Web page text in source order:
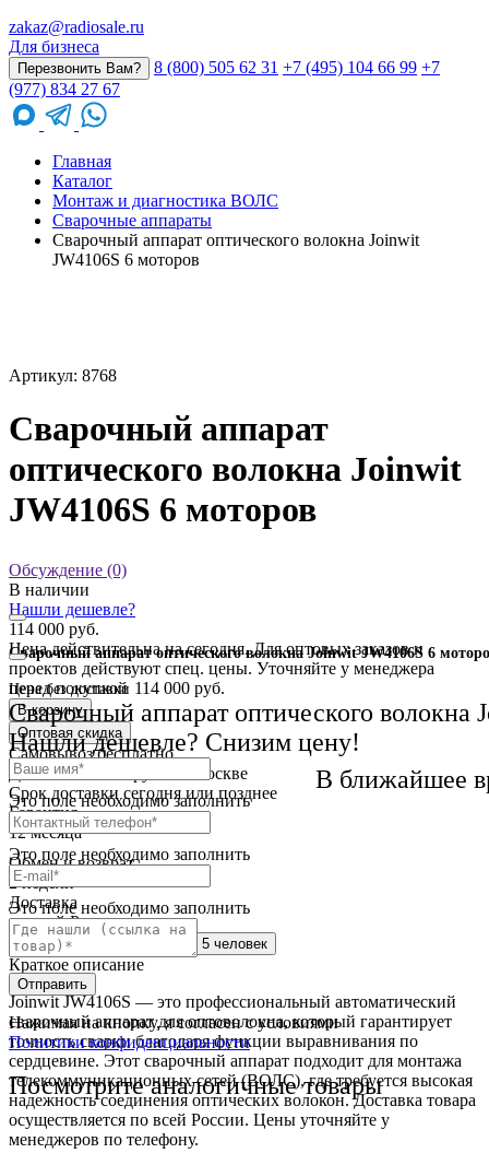
zakaz@radiosale.ru
Для бизнеса
Перезвонить Вам? 8 (800) 505 62 31 +7 (495) 104 66 99 +7
(977) 834 27 67
Главная
Каталог
Монтаж и диагностика ВОЛС
Сварочные аппараты
Сварочный аппарат оптического волокна Joinwit
JW4106S 6 моторов
Артикул: 8768
Сварочный аппарат
оптического волокна Joinwit
JW4106S 6 моторов
Обсуждение (0)
Сварочный аппарат оптического волокна Joinwit JW4106S 6
Цена без доставки 114 000 руб.
Сварочный аппарат оптического волокна
Нашли дешевле? Снизим цену!
Это поле необходимо заполнить
Это поле необходимо заполнить
Это поле необходимо заполнить
Отправить
Нажимая на кнопку, я согласен с условиями
Политики конфиденциальности
Посмотрите аналогичные товары
В наличии
Нашли дешевле?
В ближайшее
114 000 руб.
Цена действительна на сегодня. Для оптовых заказов и
проектов действуют спец. цены. Уточняйте у менеджера
перед покупкой
В корзину
Оптовая скидка
Самовывоз бесплатно
Доставка от 250 руб. по Москве
Cрок доставки сегодня или позднее
Гарантия
12 месяца
Обмен и возврат
2 недели
Доставка
по всей России
Сейчас этот товар смотрят 5 человек
Краткое описание
Joinwit JW4106S — это профессиональный автоматический
сварочный аппарат для оптоволокна, который гарантирует
точность сварки благодаря функции выравнивания по
сердцевине. Этот сварочный аппарат подходит для монтажа
телекоммуникационных сетей (ВОЛС), где требуется высокая
надежность соединения оптических волокон. Доставка товара
осуществляется по всей России. Цены уточняйте у
менеджеров по телефону.